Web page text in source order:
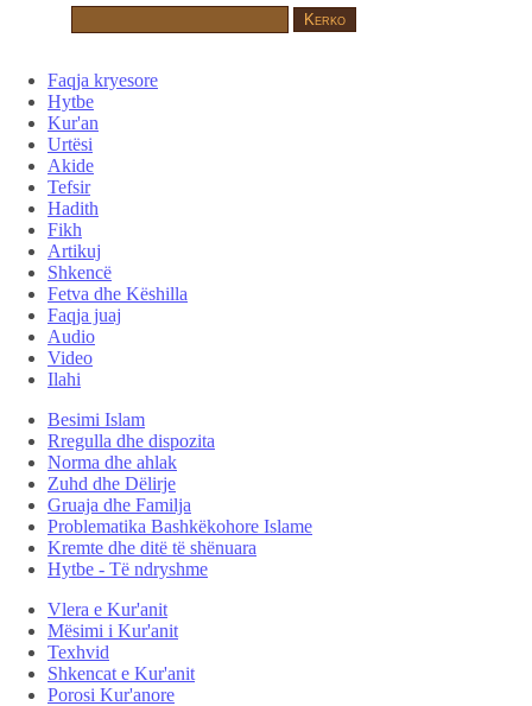
Faqja kryesore
Hytbe
Kur'an
Urtësi
Akide
Tefsir
Hadith
Fikh
Artikuj
Shkencë
Fetva dhe Këshilla
Faqja juaj
Audio
Video
Ilahi
Besimi Islam
Rregulla dhe dispozita
Norma dhe ahlak
Zuhd dhe Dëlirje
Gruaja dhe Familja
Problematika Bashkëkohore Islame
Kremte dhe ditë të shënuara
Hytbe - Të ndryshme
Vlera e Kur'anit
Mësimi i Kur'anit
Texhvid
Shkencat e Kur'anit
Porosi Kur'anore